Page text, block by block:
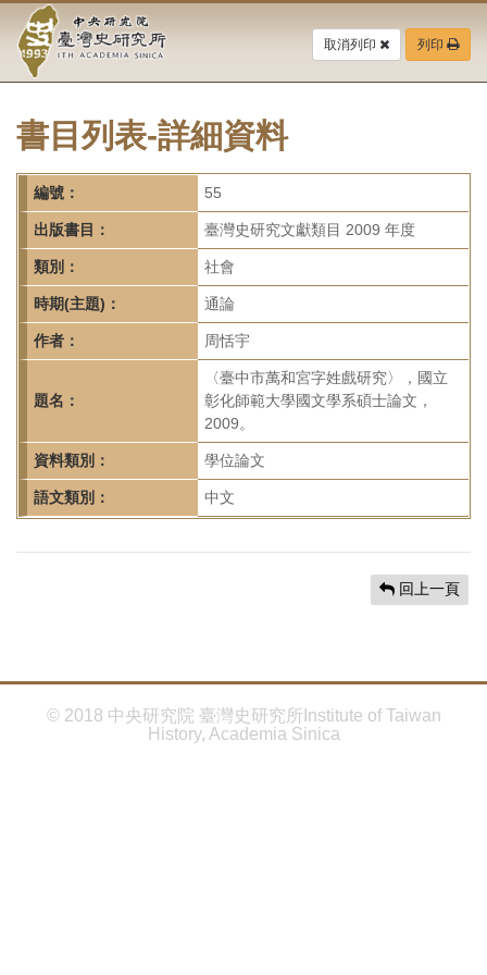
要
中
央
研
究
院-
臺
灣
史
研
究
所-
首
頁
取消列印 列印
書目列表-詳細資料
編號： 55
出版書目： 臺灣史研究文獻類目 2009 年度
類別： 社會
時期(主題)： 通論
作者： 周恬宇
題名：
〈臺中市萬和宮字姓戲研究〉，國立
彰化師範大學國文學系碩士論文，
2009。
資料類別： 學位論文
語文類別： 中文
回上一頁
© 2018 中央研究院 臺灣史研究所Institute of Taiwan
History, Academia Sinica